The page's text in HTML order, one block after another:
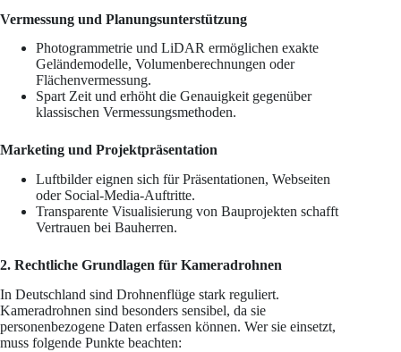
Vermessung und Planungsunterstützung
Photogrammetrie und LiDAR ermöglichen exakte
Geländemodelle, Volumenberechnungen oder
Flächenvermessung.
Spart Zeit und erhöht die Genauigkeit gegenüber
klassischen Vermessungsmethoden.
Marketing und Projektpräsentation
Luftbilder eignen sich für Präsentationen, Webseiten
oder Social-Media-Auftritte.
Transparente Visualisierung von Bauprojekten schafft
Vertrauen bei Bauherren.
2. Rechtliche Grundlagen für Kameradrohnen
In Deutschland sind Drohnenflüge stark reguliert.
Kameradrohnen sind besonders sensibel, da sie
personenbezogene Daten erfassen können. Wer sie einsetzt,
muss folgende Punkte beachten: